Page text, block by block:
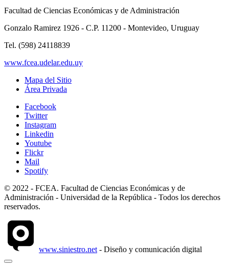
Facultad de Ciencias Económicas y de Administración
Gonzalo Ramirez 1926 - C.P. 11200 - Montevideo, Uruguay
Tel. (598) 24118839
www.fcea.udelar.edu.uy
Mapa del Sitio
Área Privada
Facebook
Twitter
Instagram
Linkedin
Youtube
Flickr
Mail
Spotify
© 2022 - FCEA. Facultad de Ciencias Económicas y de
Administración - Universidad de la República - Todos los derechos
reservados.
www.siniestro.net - Diseño y comunicación digital